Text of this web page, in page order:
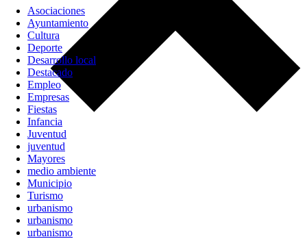
Asociaciones
Ayuntamiento
Cultura
Deporte
Desarrollo local
Destacado
Empleo
Empresas
Fiestas
Infancia
Juventud
juventud
Mayores
medio ambiente
Municipio
Turismo
urbanismo
urbanismo
urbanismo